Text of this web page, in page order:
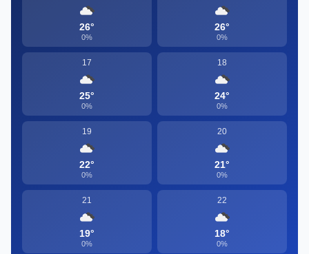
26°
0%
26°
0%
17
25°
0%
18
24°
0%
19
22°
0%
20
21°
0%
21
19°
0%
22
18°
0%